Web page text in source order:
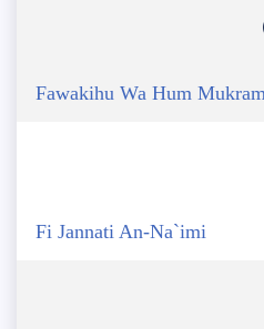
Fawakihu Wa Hum
Fi Jannati An-Na`imi